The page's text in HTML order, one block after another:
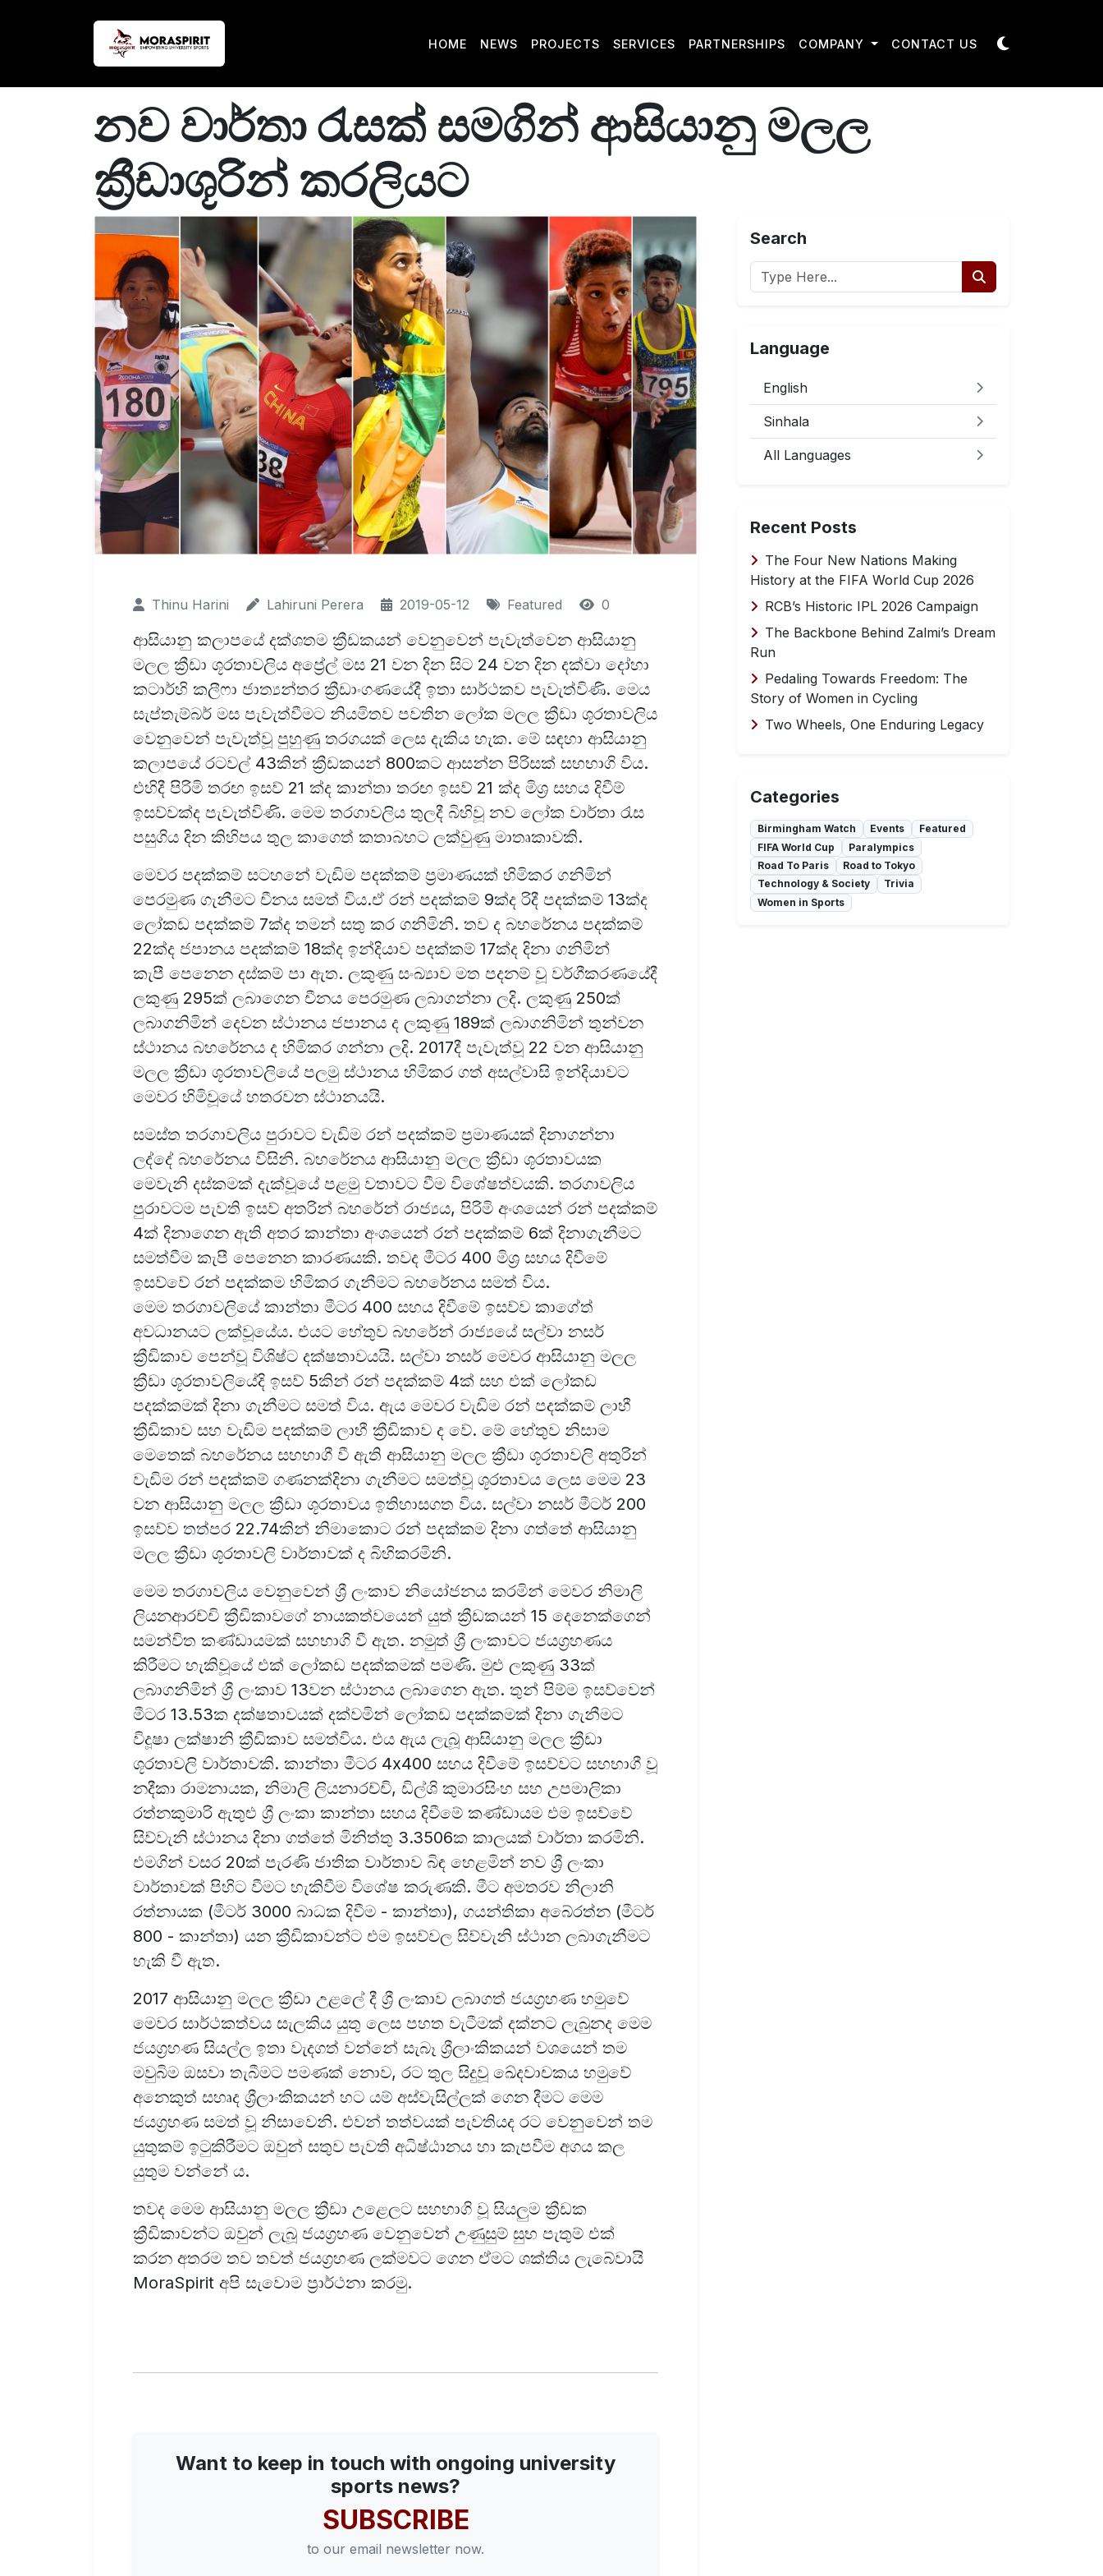
HOME NEWS PROJECTS SERVICES PARTNERSHIPS COMPANY CONTACT US
නව වාර්තා රැසක් සමගින් ආසියානු මලල
ක්‍රීඩාශූරින් කරලියට
Thinu Harini Lahiruni Perera 2019-05-12 Featured 0
ආසියානු කලාපයේ දක්ශතම ක්‍රීඩකයන් වෙනුවෙන් පැවැත්වෙන ආසියානු
මලල ක්‍රීඩා ශූරතාවලිය අප්‍රේල් මස 21 වන දින සිට 24 වන දින දක්වා දෝහා
කටාර්හි කලීෆා ජාත්‍යන්තර ක්‍රීඩාංගණයේදී ඉතා සාර්ථකව පැවැත්විණි. මෙය
සැප්තැම්බර් මස පැවැත්වීමට නියමිතව පවතින ලෝක මලල ක්‍රීඩා ශූරතාවලිය
වෙනුවෙන් පැවැත්වූ පුහුණු තරගයක් ලෙස දැකිය හැක. මේ සඳහා ආසියානු
කලාපයේ රටවල් 43කින් ක්‍රීඩකයන් 800කට ආසන්න පිරිසක් සහභාගි විය.
එහිදී පිරිමි තරඟ ඉසව් 21 ක්ද කාන්තා තරඟ ඉසව් 21 ක්ද මිශ්‍ර සහය දිවීම්
ඉසව්වක්ද පැවැත්විණි. මෙම තරගාවලිය තුලදී බිහිවූ නව ලෝක වාර්තා රැස
පසුගිය දින කිහිපය තුල කාගෙත් කතාබහට ලක්වුණු මාතෘකාවකි.
මෙවර පදක්කම් සටහනේ වැඩිම පදක්කම් ප්‍රමාණයක් හිමිකර ගනිමින්
පෙරමුණ ගැනීමට චීනය සමත් විය.ඒ රන් පදක්කම් 9ක්ද රිදී පදක්කම් 13ක්ද
ලෝකඩ පදක්කම් 7ක්ද තමන් සතු කර ගනිමිනි. තව ද බහරේනය පදක්කම්
22ක්ද ජපානය පදක්කම් 18ක්ද ඉන්දියාව පදක්කම් 17ක්ද දිනා ගනිමින්
කැපී පෙනෙන දස්කම් පා ඇත. ලකුණු සංඛ්‍යාව මත පදනම් වූ වර්ගීකරණයේදී
ලකුණු 295ක් ලබාගෙන චීනය පෙරමුණ ලබාගන්නා ලදි. ලකුණු 250ක්
ලබාගනිමින් දෙවන ස්ථානය ජපානය ද ලකුණු 189ක් ලබාගනිමින් තුන්වන
ස්ථානය බහරේනය ද හිමිකර ගන්නා ලදි. 2017දී පැවැ‍ත්වූ 22 වන ආසියානු
මලල ක්‍රීඩා ශූරතාවලියේ පලමු ස්ථානය හිමිකර ගත් අසල්වාසි ඉන්දියාවට
මෙවර හිමිවූයේ හතරවන ස්ථානයයි.
සමස්ත තරගාවලිය පුරාවට වැඩිම රන් පදක්කම් ප්‍රමාණයක් දිනාගන්නා
ලද්දේ බහරේනය විසිනි. බහරේනය ආසියානු මලල ක්‍රීඩා ශූරතාවයක
මෙවැනි දස්කමක් දැක්වූයේ පළමු වතාවට වීම විශේෂත්වයකි. තරගාවලිය
පුරාවටම පැවති ඉසව් අතරින් බහරේන් රාජ්‍යය, පිරිමි අංශයෙන් රන් පදක්කම්
4ක් දිනාගෙන ඇති අතර කාන්තා අංශයෙන් රන් පදක්කම් 6ක් දිනාගැනීමට
සමත්වීම කැපී පෙනෙන කාරණයකි. තවද මීටර 400 මිශ්‍ර සහය දිවීමේ
ඉසව්වේ රන් පදක්කම හිමිකර ගැනීමට බහරේනය සමත් විය.
මෙම තරගාවලියේ කාන්තා මීටර 400 සහය දිවීමේ ඉසව්ව කාගේත්
අවධානයට ලක්වූයේය. එයට හේතුව බහරේන් රාජ්‍යයේ සල්වා නසර්
ක්‍රීඩිකාව පෙන්වූ විශිෂ්ට දක්ෂතාවයයි. සල්වා නසර් මෙවර ආසියානු මලල
ක්‍රීඩා ශූරතාවලියේදි ඉසව් 5කින් රන් පදක්කම් 4ක් සහ එක් ලෝකඩ
පදක්කමක් දිනා ගැනීමට සමත් විය. ඇය මෙවර වැඩිම රන් පදක්කම් ලාභී
ක්‍රීඩිකාව සහ වැඩිම පදක්කම් ලාභී ක්‍රීඩිකාව ද වේ. මේ හේතුව නිසාම
මෙතෙක් බහරේනය සහභාගී වී ඇති ආසියානු මලල ක්‍රීඩා ශූරතාවලි අතුරින්
වැඩිම රන් පදක්කම් ගණනක්දිනා ගැනීමට සමත්වූ ශූරතාවය ලෙස මෙම 23
වන ආසියානු මලල ක්‍රීඩා ශූරතාවය ඉතිහාසගත විය. සල්වා නසර් මීටර් 200
ඉසව්ව තත්පර 22.74කින් නිමාකොට රන් පදක්කම දිනා ගත්තේ ආසියානු
මලල ක්‍රීඩා ශූරතාවලි වාර්තාවක් ද බිහිකරමිනි.
මෙම තරගාවලිය වෙනුවෙන් ශ්‍රී ලංකාව නියෝජනය කරමින් මෙවර නිමාලි
ලියනආරච්චි ක්‍රීඩිකාවගේ නායකත්වයෙන් යුත් ක්‍රීඩකයන් 15 දෙනෙක්ගෙන්
සමන්විත කණ්ඩායමක් සහභාගි වී ඇත. නමුත් ශ්‍රී ලංකාවට ජයග්‍රහණය
කිරීමට හැකිවූයේ එක් ලෝකඩ පදක්කමක් පමණි. මුළු ලකුණු 33ක්
ලබාගනිමින් ශ්‍රී ලංකාව 13වන ස්ථානය ලබාගෙන ඇත. තුන් පිම්ම ඉසව්වෙන්
මීටර 13.53ක දක්ෂතාවයක් දක්වමින් ලෝකඩ පදක්කමක් දිනා ගැනීමට
විදූෂා ලක්ෂානි ක්‍රීඩිකාව සමත්විය. එය ඇය ලැබූ ආසියානු මලල ක්‍රීඩා
ශූරතාවලි වාර්තාවකි. කාන්තා මීටර 4x400 සහය දිවීමේ ඉසව්වට සහභාගී වූ
නදීකා රාමනායක, නිමාලි ලියනාරච්චි, ඩිල්ශි කුමාරසිංහ සහ උපමාලිකා
රත්නකුමාරි ඇතුළු ශ්‍රී ලංකා කාන්තා සහය දිවීමේ කණ්ඩායම එම ඉසව්වේ
සිව්වැනි ස්ථානය දිනා ගත්තේ මිනිත්තු 3.3506ක කාලයක් වාර්තා කරමිනි.
එමගින් වසර 20ක් පැරණි ජාතික වාර්තාව බිඳ හෙළමින් නව ශ්‍රී ලංකා
වාර්තාවක් පිහිට වීමට හැකිවීම විශේෂ කරුණකි. මීට අමතරව නිලානි
රත්නායක (මීටර් 3000 බාධක දිවීම - කාන්තා), ගයන්තිකා අබේරත්න (මීටර්
800 - කාන්තා) යන ක්‍රීඩිකාවන්ට එම ඉසව්වල සිව්වැනි ස්ථාන ලබාගැනීමට
හැකි වී ඇත.
2017 ආසියානු මලල ක්‍රීඩා උළලේ දී ශ්‍රී ලංකාව ලබාගත් ජයග්‍රහණ හමුවේ
මෙවර සාර්ථකත්වය සැලකිය යුතු ලෙස පහත වැටීමක් දක්නට ලැබුනද මෙම
ජයග්‍රහණ සියල්ල ඉතා වැදගත් වන්නේ සැබෑ ශ්‍රීලාංකිකයන් වශයෙන් තම
මවුබිම ඔසවා තැබීමට පමණක් නොව, රට තුල සිදුවූ ඛේදවාචකය හමුවේ
අනෙකුත් සහෘද ශ්‍රීලාංකිකයන් හට යම් අස්වැසිල්ලක් ගෙන දීමට මෙම
ජයග්‍රහණ සමත් වූ නිසාවෙනි. එවන් තත්වයක් පැවතියද රට වෙනුවෙන් තම
යුතුකම් ඉටුකිරීමට ඔවුන් සතුව පැවති අධිෂ්ඨානය හා කැපවීම අගය කල
යුතුම වන්නේ ය.
තවද මෙම ආසියානු මලල ක්‍රීඩා උළෙලට සහභාගි වූ සියලුම ක්‍රීඩක
ක්‍රීඩිකාවන්ට ඔවුන් ලැබූ ජයග්‍රහණ වෙනුවෙන් උණුසුම් සුභ පැතුම් එක්
කරන අතරම තව තවත් ජයග්‍රහණ ලක්මවට ගෙන ඒමට ශක්තිය ලැබේවායි
MoraSpirit අපි සැවොම ප්‍රාර්ථනා කරමු.
Want to keep in touch with ongoing university
sports news?
SUBSCRIBE
to our email newsletter now.
Search
Language
English
Sinhala
All Languages
Recent Posts
The Four New Nations Making
History at the FIFA World Cup 2026
RCB’s Historic IPL 2026 Campaign
The Backbone Behind Zalmi’s Dream
Run
Pedaling Towards Freedom: The
Story of Women in Cycling
Two Wheels, One Enduring Legacy
Categories
Birmingham Watch Events
Featured
FIFA World Cup
Paralympics
Road To Paris
Road to Tokyo
Technology & Society
Trivia
Women in Sports